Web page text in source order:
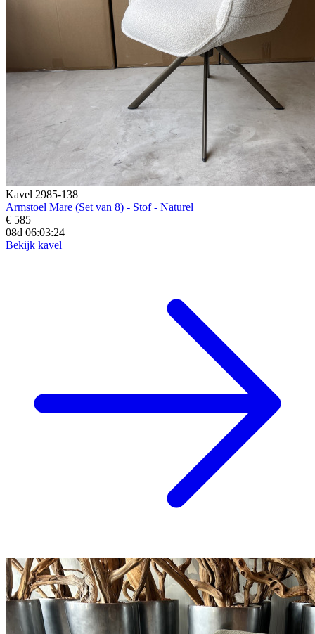
Kavel 2985-138
Armstoel Mare (Set van 8) - Stof - Naturel
€ 585
08d 06:03:23
Bekijk kavel